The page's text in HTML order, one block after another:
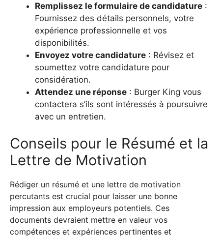
Remplissez le formulaire de candidature :
Fournissez des détails personnels, votre
expérience professionnelle et vos
disponibilités.
Envoyez votre candidature : Révisez et
soumettez votre candidature pour
considération.
Attendez une réponse : Burger King vous
contactera s’ils sont intéressés à poursuivre
avec un entretien.
Conseils pour le Résumé et la
Lettre de Motivation
Rédiger un résumé et une lettre de motivation
percutants est crucial pour laisser une bonne
impression aux employeurs potentiels. Ces
documents devraient mettre en valeur vos
compétences et expériences pertinentes et